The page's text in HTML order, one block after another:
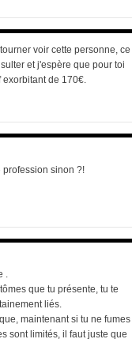
voir cette personne, ce
et j'espère que pour toi
exorbitant de 170€.
profession sinon ?!
.
que tu présente, tu te
liés.
maintenant si tu ne fumes
sont limités, il faut juste que